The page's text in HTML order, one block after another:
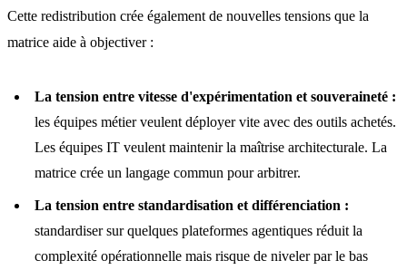
Cette redistribution crée également de nouvelles tensions que la
matrice aide à objectiver :
La tension entre vitesse d'expérimentation et souveraineté :
les équipes métier veulent déployer vite avec des outils achetés.
Les équipes IT veulent maintenir la maîtrise architecturale. La
matrice crée un langage commun pour arbitrer.
La tension entre standardisation et différenciation :
standardiser sur quelques plateformes agentiques réduit la
complexité opérationnelle mais risque de niveler par le bas